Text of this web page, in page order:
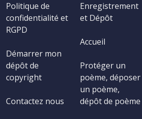
Politique de
confidentialité et
RGPD
Démarrer mon
dépôt de
copyright
Contactez nous
Enregistrement
et Dépôt
Accueil
Protéger un
poème, déposer
un poème,
dépôt de poème